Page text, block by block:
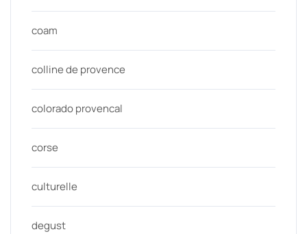
coam
colline de provence
colorado provencal
corse
culturelle
degust